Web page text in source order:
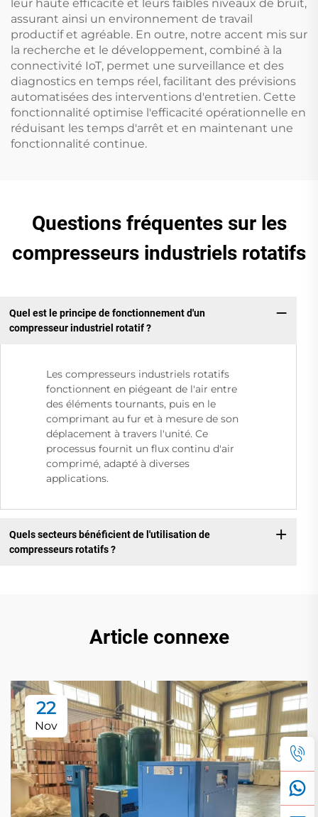
leur haute efficacité et leurs faibles niveaux de bruit,
assurant ainsi un environnement de travail
productif et agréable. En outre, notre accent mis sur
la recherche et le développement, combiné à la
connectivité IoT, permet une surveillance et des
diagnostics en temps réel, facilitant des prévisions
automatisées des interventions d'entretien. Cette
fonctionnalité optimise l'efficacité opérationnelle en
réduisant les temps d'arrêt et en maintenant une
fonctionnalité continue.
Questions fréquentes sur les
compresseurs industriels rotatifs
Quel est le principe de fonctionnement d'un
compresseur industriel rotatif ?
Les compresseurs industriels rotatifs
fonctionnent en piégeant de l'air entre
des éléments tournants, puis en le
comprimant au fur et à mesure de son
déplacement à travers l'unité. Ce
processus fournit un flux continu d'air
comprimé, adapté à diverses
applications.
Quels secteurs bénéficient de l'utilisation de
compresseurs rotatifs ?
Article connexe
22
Nov